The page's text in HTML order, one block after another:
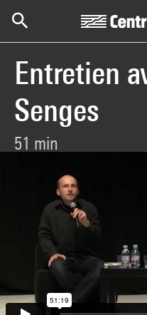
Entretien
Senges
51 min